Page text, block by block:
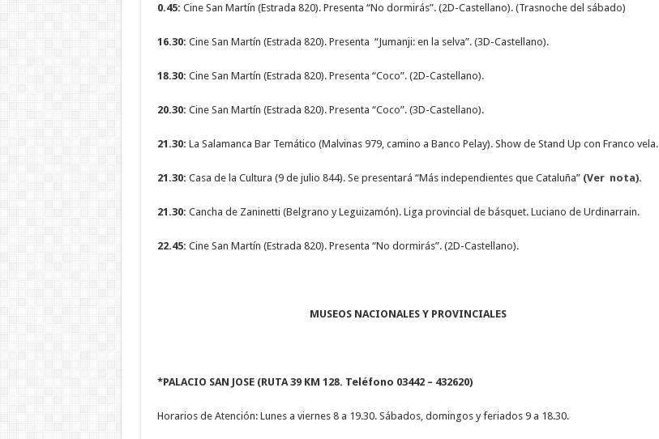
0.45: Cine San Martín (Estrada 820). Presenta “No dormirás”. (2D-Castellano). (Trasnoche del sábado)
16.30: Cine San Martín (Estrada 820). Presenta “Jumanji: en la selva”. (3D-Castellano).
18.30: Cine San Martín (Estrada 820). Presenta “Coco”. (2D-Castellano).
20.30: Cine San Martín (Estrada 820). Presenta “Coco”. (3D-Castellano).
21.30: La Salamanca Bar Temático (Malvinas 979, camino a Banco Pelay). Show de Stand Up con Franco vela.
21.30: Casa de la Cultura (9 de julio 844). Se presentará “Más independientes que Cataluña” (Ver nota).
21.30: Cancha de Zaninetti (Belgrano y Leguizamón). Liga provincial de básquet. Luciano de Urdinarrain.
22.45: Cine San Martín (Estrada 820). Presenta “No dormirás”. (2D-Castellano).
MUSEOS NACIONALES Y PROVINCIALES
*PALACIO SAN JOSE (RUTA 39 KM 128. Teléfono 03442 – 432620)
Horarios de Atención: Lunes a viernes 8 a 19.30. Sábados, domingos y feriados 9 a 18.30.